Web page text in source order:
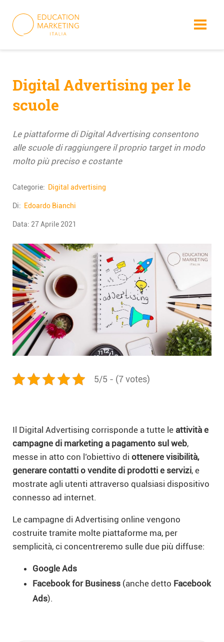
content
Digital Advertising per le
scuole
Le piattaforme di Digital Advertising consentono
alle scuole di raggiungere il proprio target in modo
molto più preciso e costante
Categorie: Digital advertising
Di: Edoardo Bianchi
Data: 27 Aprile 2021
5/5 - (7 votes)
Il Digital Advertising corrisponde a tutte le attività e
campagne di marketing a pagamento sul web,
messe in atto con l’obiettivo di ottenere visibilità,
generare contatti o vendite di prodotti e servizi, e
mostrate agli utenti attraverso qualsiasi dispositivo
connesso ad internet.
Le campagne di Advertising online vengono
costruite tramite molte piattaforme ma, per
semplicità, ci concentreremo sulle due più diffuse:
Google Ads
Facebook for Business (anche detto Facebook
Ads).